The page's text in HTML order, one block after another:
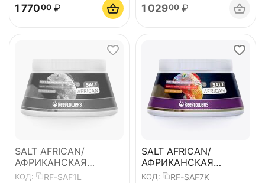
1 77000 ₽ 1 02900 ₽
SALT AFRICAN/
АФРИКАНСКАЯ
СОЛЬ-1,2кг
КОД: RF-SAF1L
SALT AFRICAN/
АФРИКАНСКАЯ
СОЛЬ-5,5кг
КОД: RF-SAF7K